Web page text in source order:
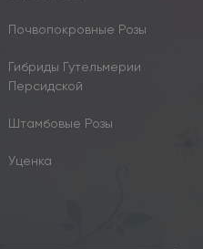
Почвопокровные Розы
Гибриды Гутельмерии
Персидской
Штамбовые Розы
Уценка